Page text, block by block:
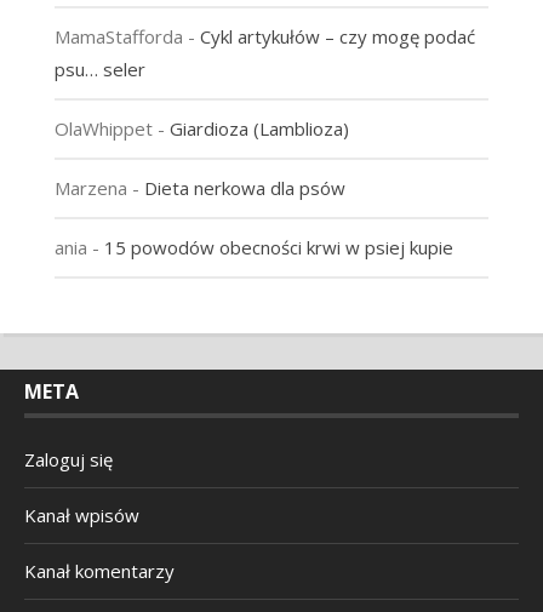
MamaStafforda - Cykl artykułów – czy mogę podać
psu… seler
OlaWhippet- Giardioza (Lamblioza)
Marzena - Dieta nerkowa dla psów
ania - 15 powodów obecności krwi w psiej kupie
META
Zaloguj się
Kanał wpisów
Kanał komentarzy